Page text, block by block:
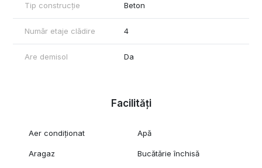
Tip construcție Beton
Număr etaje clădire 4
Are demisol Da
Facilități
Aer condiționat Apă
Aragaz Bucătărie închisă